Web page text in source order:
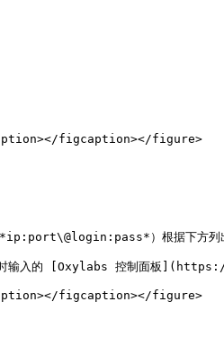
figcaption></figure>
）根据下方列出
户时输入的 [Oxylabs 控制面板
figcaption></figure>